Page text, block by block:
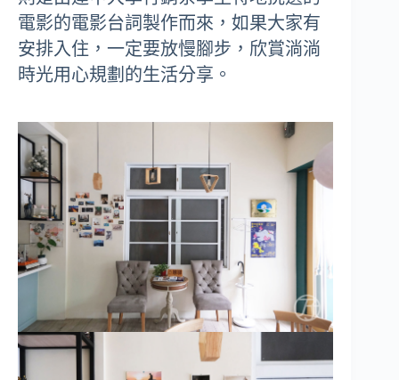
電影的電影台詞製作而來，如果大家有
安排入住，一定要放慢腳步，欣賞淌淌
時光用心規劃的生活分享。